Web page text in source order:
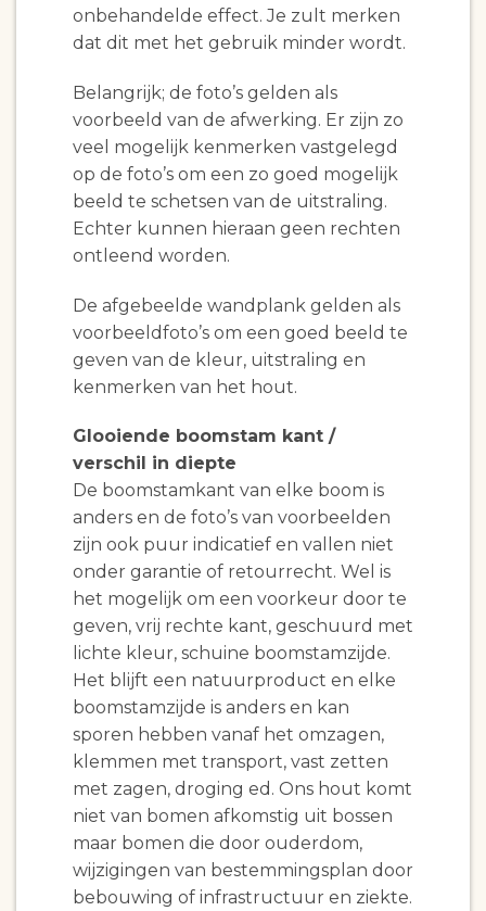
onbehandelde effect. Je zult merken
dat dit met het gebruik minder wordt.
Belangrijk; de foto’s gelden als
voorbeeld van de afwerking. Er zijn zo
veel mogelijk kenmerken vastgelegd
op de foto’s om een zo goed mogelijk
beeld te schetsen van de uitstraling.
Echter kunnen hieraan geen rechten
ontleend worden.
De afgebeelde wandplank gelden als
voorbeeldfoto’s om een goed beeld te
geven van de kleur, uitstraling en
kenmerken van het hout.
Glooiende boomstam kant /
verschil in diepte
De boomstamkant van elke boom is
anders en de foto’s van voorbeelden
zijn ook puur indicatief en vallen niet
onder garantie of retourrecht. Wel is
het mogelijk om een voorkeur door te
geven, vrij rechte kant, geschuurd met
lichte kleur, schuine boomstamzijde.
Het blijft een natuurproduct en elke
boomstamzijde is anders en kan
sporen hebben vanaf het omzagen,
klemmen met transport, vast zetten
met zagen, droging ed. Ons hout komt
niet van bomen afkomstig uit bossen
maar bomen die door ouderdom,
wijzigingen van bestemmingsplan door
bebouwing of infrastructuur en ziekte.